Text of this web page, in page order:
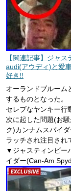
【関連記事】ジャ
audi(アウディ)と愛
好き!!
オーランドブルーム
するものとなった。
セレブなヤンキー行
次に起した問題(お
ク)カンナムスパイ
ラッチされ注目され
▼ジャスティンビー
イダー(Can-Am